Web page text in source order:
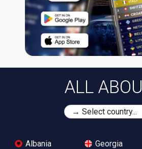
ALL
Albania
Georgia